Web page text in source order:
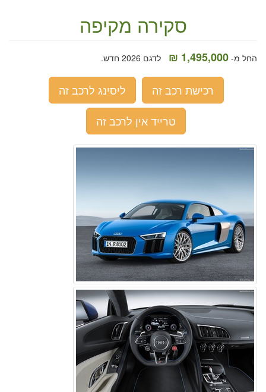
סקירה מקיפה
החל מ- 1,495,000 ₪ לדגם 2026 חדש.
רכישת רכב זה
ליסינג לרכב זה
טרייד אין לרכב זה